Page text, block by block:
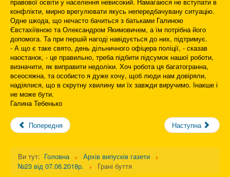
конфлікти, мирно врегулювати якусь непередбачувану ситуацію.
Одне шкода, що нечасто бачиться з батьками Галиною
Євстахіївною та Олександром Якимовичем, а їм потрібна його
допомога. Та при першій нагоді навідується до них, підтримує.
- А що є таке свято, день дільничного офіцера поліції, - сказав
наостанок, - це правильно, треба підбити підсумок нашої роботи,
визначити, як виправити недоліки. Хоч робота ця багатогранна,
всеосяжна, та особисто я дуже хочу, щоб люди нам довіряли,
надіялися, що в скрутну хвилину ми їх завжди виручимо. Інакше і
не може бути.
Галина Тебенько
Попередня Наступна
Ви тут: Головна
Архів випусків газети
№23 від 07.06.2018р.
Грані буття